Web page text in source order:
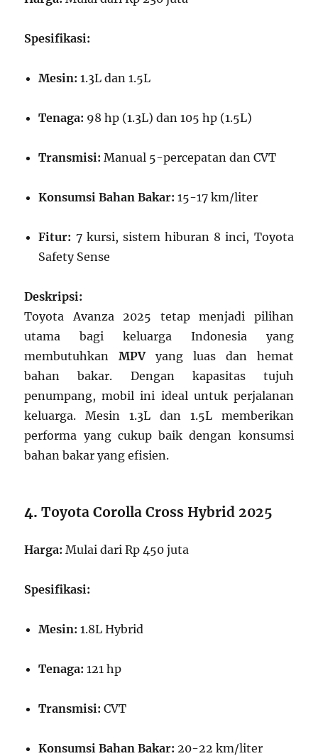
Spesifikasi:
Mesin: 1.3L dan 1.5L
Tenaga: 98 hp (1.3L) dan 105 hp (1.5L)
Transmisi: Manual 5-percepatan dan CVT
Konsumsi Bahan Bakar: 15-17 km/liter
Fitur: 7 kursi, sistem hiburan 8 inci, Toyota
Safety Sense
Deskripsi:
Toyota Avanza 2025 tetap menjadi pilihan
utama bagi keluarga Indonesia yang
membutuhkanMPVyang luas dan hemat
bahan bakar. Dengan kapasitas tujuh
penumpang, mobil ini ideal untuk perjalanan
keluarga. Mesin 1.3L dan 1.5L memberikan
performa yang cukup baik dengan konsumsi
bahan bakar yang efisien.
4.Toyota Corolla Cross Hybrid 2025
Harga: Mulai dari Rp 450 juta
Spesifikasi:
Mesin: 1.8L Hybrid
Tenaga: 121 hp
Transmisi: CVT
Konsumsi Bahan Bakar: 20-22 km/liter